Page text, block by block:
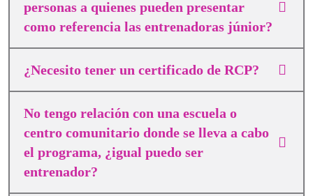
personas a quienes pueden presentar
como referencia las entrenadoras júnior?
¿Necesito tener un certificado de RCP?
No tengo relación con una escuela o
centro comunitario donde se lleva a cabo
el programa, ¿igual puedo ser
entrenador?